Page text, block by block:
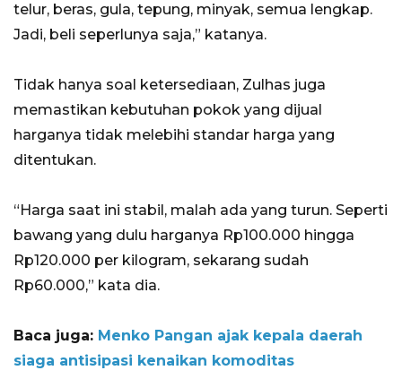
telur, beras, gula, tepung, minyak, semua lengkap.
Jadi, beli seperlunya saja,” katanya.
Tidak hanya soal ketersediaan, Zulhas juga
memastikan kebutuhan pokok yang dijual
harganya tidak melebihi standar harga yang
ditentukan.
“Harga saat ini stabil, malah ada yang turun. Seperti
bawang yang dulu harganya Rp100.000 hingga
Rp120.000 per kilogram, sekarang sudah
Rp60.000,” kata dia.
Baca juga: Menko Pangan ajak kepala daerah
siaga antisipasi kenaikan komoditas